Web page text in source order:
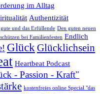
im Alltag
Authentizität
gute und das Erfüllende Den guten neuen
bei Familienfesten Endlich
Glück Glücklichsein
Heartbeat Podcast
- Passion - Kraft"
kostenfreies online Special "das